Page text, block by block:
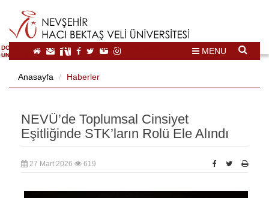
DOĞAL VE KÜLTÜREL MİRAS TURİZMİ İHTİSASLAŞMA
ÜNİVERSİTESİ
MENU
Anasayfa Haberler
NEVÜ’de Toplumsal Cinsiyet
Eşitliğinde STK’ların Rolü Ele Alındı
27 Mart 2026 619